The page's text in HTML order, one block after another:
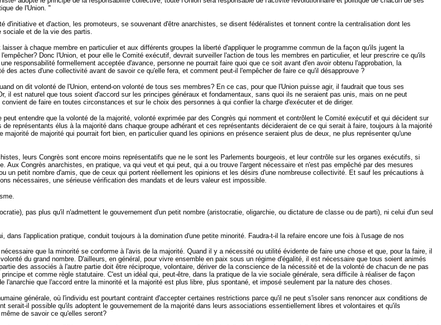
de l'Union. "
d'initiative et d'action, les promoteurs, se souvenant d'être anarchistes, se disent fédéralistes et tonnent contre la centralisation dont les
et de la vie des partis.
à chaque membre en particulier et aux différents groupes la liberté d'appliquer le programme commun de la façon qu'ils jugent la
Donc l'Union, et pour elle le Comité exécutif, devrait surveiller l'action de tous les membres en particulier, et leur prescrire ce qu'ils
responsabilité formellement acceptée d'avance, personne ne pourrait faire quoi que ce soit avant d'en avoir obtenu l'approbation, la
actes d'une collectivité avant de savoir ce qu'elle fera, et comment peut-il l'empêcher de faire ce qu'il désapprouve ?
on dit volonté de l'Union, entend-on volonté de tous ses membres? En ce cas, pour que l'Union puisse agir, il faudrait que tous ses
il est naturel que tous soient d'accord sur les principes généraux et fondamentaux, sans quoi ils ne seraient pas unis, mais on ne peut
de faire en toutes circonstances et sur le choix des personnes à qui confier la charge d'exécuter et de diriger.
entendre que la volonté de la majorité, volonté exprimée par des Congrès qui nomment et contrôlent le Comité exécutif et qui décident sur
représentants élus à la majorité dans chaque groupe adhérant et ces représentants décideraient de ce qui serait à faire, toujours à la majorité
de majorité qui pourrait fort bien, en particulier quand les opinions en présence seraient plus de deux, ne plus représenter qu'une
leurs Congrès sont encore moins représentatifs que ne le sont les Parlements bourgeois, et leur contrôle sur les organes exécutifs, si
Aux Congrès anarchistes, en pratique, va qui veut et qui peut, qui a ou trouve l'argent nécessaire et n'est pas empêché par des mesures
un petit nombre d'amis, que de ceux qui portent réellement les opinions et les désirs d'une nombreuse collectivité. Et sauf les précautions à
nécessaires, une sérieuse vérification des mandats et de leurs valeur est impossible.
pas plus qu'il n'admettent le gouvernement d'un petit nombre (aristocratie, oligarchie, ou dictature de classe ou de parti), ni celui d'un seul
l'application pratique, conduit toujours à la domination d'une petite minorité. Faudra-t-il la refaire encore une fois à l'usage de nos
que la minorité se conforme à l'avis de la majorité. Quand il y a nécessité ou utilité évidente de faire une chose et que, pour la faire, il
du grand nombre. D'ailleurs, en général, pour vivre ensemble en paix sous un régime d'égalité, il est nécessaire que tous soient animés
des associés à l'autre partie doit être réciproque, volontaire, dériver de la conscience de la nécessité et de la volonté de chacun de ne pas
et comme règle statutaire. C'est un idéal qui, peut-être, dans la pratique de la vie sociale générale, sera difficile à réaliser de façon
que l'accord entre la minorité et la majorité est plus libre, plus spontané, et imposé seulement par la nature des choses.
générale, où l'individu est pourtant contraint d'accepter certaines restrictions parce qu'il ne peut s'isoler sans renoncer aux conditions de
serait-il possible qu'ils adoptent le gouvernement de la majorité dans leurs associations essentiellement libres et volontaires et qu'ils
de savoir ce qu'elles seront?